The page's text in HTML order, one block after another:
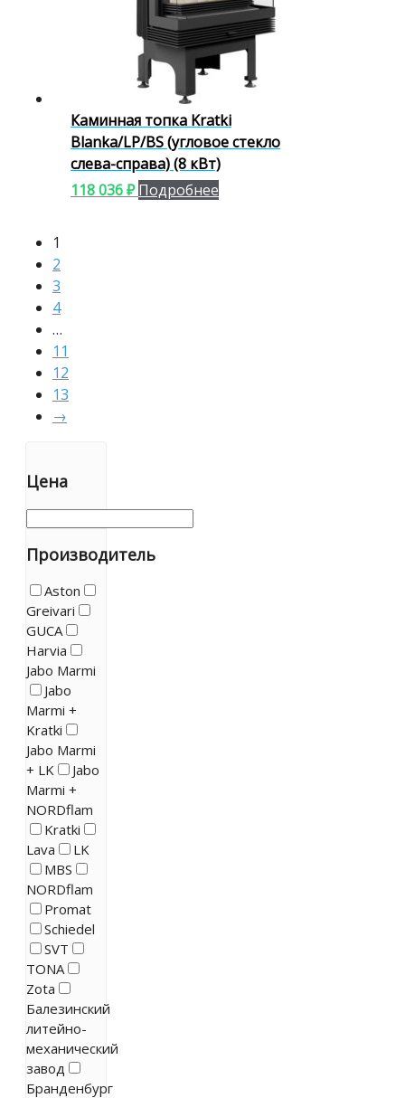
Каминная топка Kratki
Blanka/LP/BS (угловое стекло
слева-справа) (8 кВт)
118 036₽ Подробнее
1
2
3
4
…
11
12
13
→
Цена
Производитель
Aston
Greivari
GUCA
Harvia
Jabo Marmi
Jabo
Marmi +
Kratki
Jabo Marmi
+ LK
Jabo
Marmi +
NORDflam
Kratki
Lava
LK
MBS
NORDflam
Promat
Schiedel
SVT
TONA
Zota
Балезинский
литейно-
механический
завод
Бранденбург